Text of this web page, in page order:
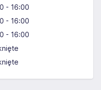
- 16:00
- 16:00
- 16:00